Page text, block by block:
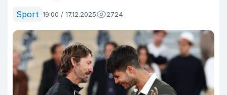
Sport 19:00 / 17.12.2025 2724